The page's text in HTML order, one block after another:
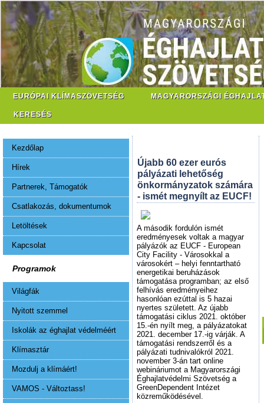
EURÓPAI KLÍMASZÖVETSÉG MAGYARORSZÁGI
KERESÉS
Kezdőlap
Hírek
Partnerek, Támogatók
Csatlakozás, dokumentumok
Letöltések
Kapcsolat
Programok
Világfák
Nyitott szemmel
Iskolák az éghajlat védelméért
Klímasztár
Mozdulj a klímáért!
VAMOS - Változtass!
Újabb 60 ezer eurós
pályázati lehetőség
önkormányzatok számára
- ismét megnyílt az EUCF!
A második fordulón ismét
eredményesek voltak a magyar
pályázók az EUCF - European
City Facility - Városokkal a
városokért – helyi fenntartható
energetikai beruházások
támogatása programban; az első
felhívás eredményeihez
hasonlóan ezúttal is 5 hazai
nyertes született. Az újabb
támogatási ciklus 2021. október
15.-én nyílt meg, a pályázatokat
2021. december 17.-ig várják. A
támogatási rendszerről és a
pályázati tudnivalókról 2021.
november 3-án tart online
webináriumot a Magyarországi
Éghajlatvédelmi Szövetség a
GreenDependent Intézet
közreműködésével.